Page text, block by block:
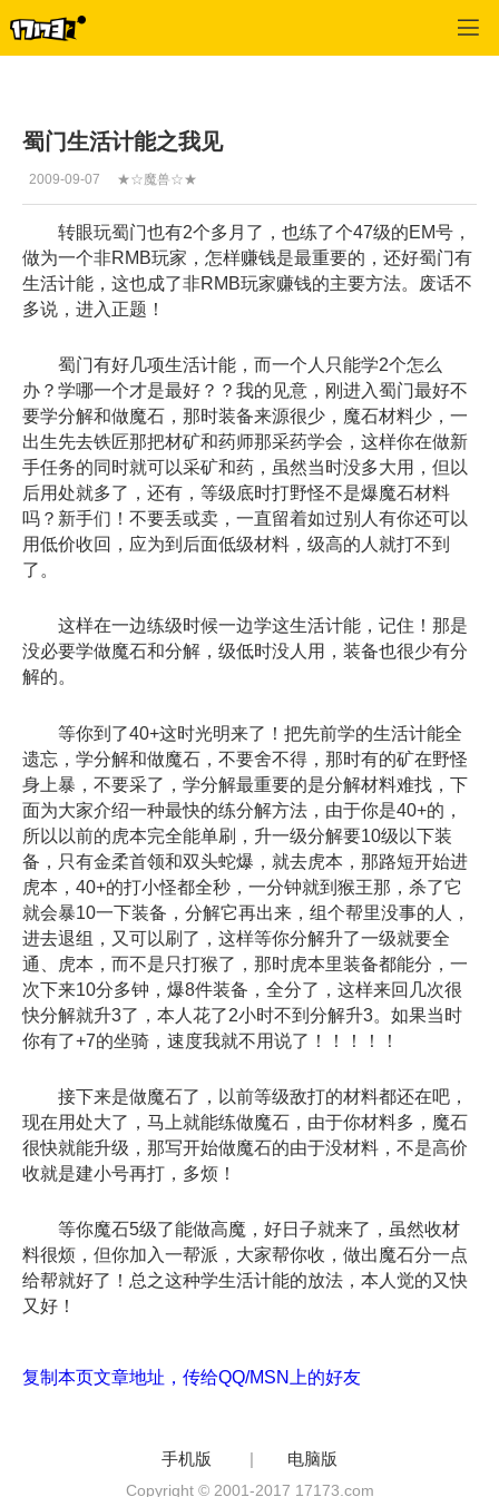
蜀门生活计能之我见
2009-09-07 ★☆魔兽☆★
转眼玩蜀门也有2个多月了，也练了个47级的EM号，
做为一个非RMB玩家，怎样赚钱是最重要的，还好蜀门有
生活计能，这也成了非RMB玩家赚钱的主要方法。废话不
多说，进入正题！
蜀门有好几项生活计能，而一个人只能学2个怎么
办？学哪一个才是最好？？我的见意，刚进入蜀门最好不
要学分解和做魔石，那时装备来源很少，魔石材料少，一
出生先去铁匠那把材矿和药师那采药学会，这样你在做新
手任务的同时就可以采矿和药，虽然当时没多大用，但以
后用处就多了，还有，等级底时打野怪不是爆魔石材料
吗？新手们！不要丢或卖，一直留着如过别人有你还可以
用低价收回，应为到后面低级材料，级高的人就打不到
了。
这样在一边练级时候一边学这生活计能，记住！那是
没必要学做魔石和分解，级低时没人用，装备也很少有分
解的。
等你到了40+这时光明来了！把先前学的生活计能全
遗忘，学分解和做魔石，不要舍不得，那时有的矿在野怪
身上暴，不要采了，学分解最重要的是分解材料难找，下
面为大家介绍一种最快的练分解方法，由于你是40+的，
所以以前的虎本完全能单刷，升一级分解要10级以下装
备，只有金柔首领和双头蛇爆，就去虎本，那路短开始进
虎本，40+的打小怪都全秒，一分钟就到猴王那，杀了它
就会暴10一下装备，分解它再出来，组个帮里没事的人，
进去退组，又可以刷了，这样等你分解升了一级就要全
通、虎本，而不是只打猴了，那时虎本里装备都能分，一
次下来10分多钟，爆8件装备，全分了，这样来回几次很
快分解就升3了，本人花了2小时不到分解升3。如果当时
你有了+7的坐骑，速度我就不用说了！！！！！
接下来是做魔石了，以前等级敌打的材料都还在吧，
现在用处大了，马上就能练做魔石，由于你材料多，魔石
很快就能升级，那写开始做魔石的由于没材料，不是高价
收就是建小号再打，多烦！
等你魔石5级了能做高魔，好日子就来了，虽然收材
料很烦，但你加入一帮派，大家帮你收，做出魔石分一点
给帮就好了！总之这种学生活计能的放法，本人觉的又快
又好！
复制本页文章地址，传给QQ/MSN上的好友
手机版 | 电脑版
Copyright © 2001-2017 17173.com